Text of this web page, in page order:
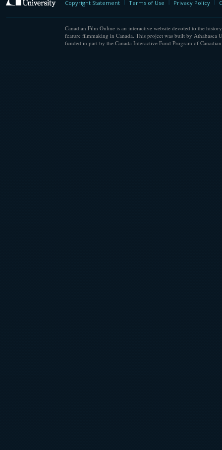
Copyright Statement Terms of Use Privacy Policy
Canadian Film Online is an interactive website devoted to the
feature filmmaking in Canada. This project was built by Athabasca
funded in part by the Canada Interactive Fund Program of